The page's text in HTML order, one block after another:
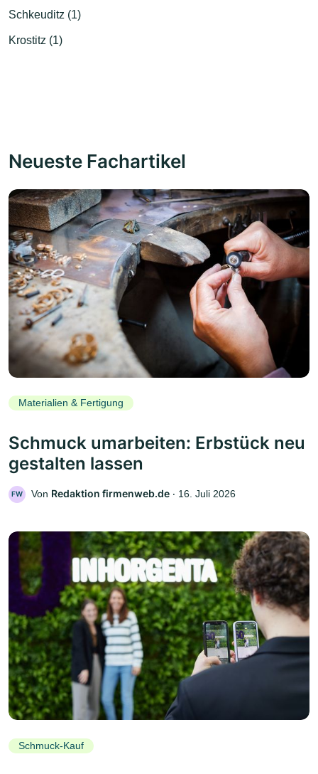
Schkeuditz (1)
Krostitz (1)
Neueste Fachartikel
Materialien & Fertigung
Schmuck umarbeiten: Erbstück neu
gestalten lassen
FW Von Redaktion firmenweb.de ‧ 16. Juli 2026
Schmuck-Kauf